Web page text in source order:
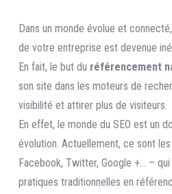
Dans un monde évolue et
de votre entreprise est devenue
En fait, le but du référencement
son site dans les moteurs de
visibilité et attirer plus de visiteurs.
En effet, le monde du SEO est un
évolution. Actuellement, ce sont
Facebook, Twitter, Google +… –
pratiques traditionnelles en